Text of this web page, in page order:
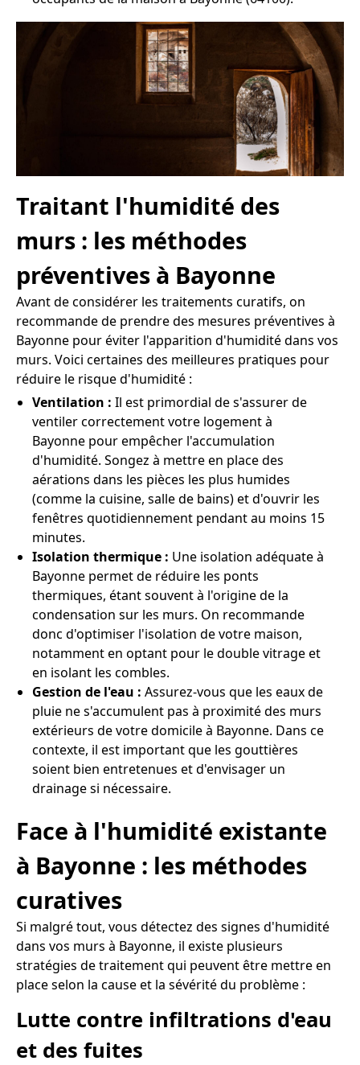
Traitant l'humidité des
murs : les méthodes
préventives à Bayonne
Avant de considérer les traitements curatifs, on
recommande de prendre des mesures préventives à
Bayonne pour éviter l'apparition d'humidité dans vos
murs. Voici certaines des meilleures pratiques pour
réduire le risque d'humidité :
Ventilation : Il est primordial de s'assurer de
ventiler correctement votre logement à
Bayonne pour empêcher l'accumulation
d'humidité. Songez à mettre en place des
aérations dans les pièces les plus humides
(comme la cuisine, salle de bains) et d'ouvrir les
fenêtres quotidiennement pendant au moins 15
minutes.
Isolation thermique : Une isolation adéquate à
Bayonne permet de réduire les ponts
thermiques, étant souvent à l'origine de la
condensation sur les murs. On recommande
donc d'optimiser l'isolation de votre maison,
notamment en optant pour le double vitrage et
en isolant les combles.
Gestion de l'eau : Assurez-vous que les eaux de
pluie ne s'accumulent pas à proximité des murs
extérieurs de votre domicile à Bayonne. Dans ce
contexte, il est important que les gouttières
soient bien entretenues et d'envisager un
drainage si nécessaire.
Face à l'humidité existante
à Bayonne : les méthodes
curatives
Si malgré tout, vous détectez des signes d'humidité
dans vos murs à Bayonne, il existe plusieurs
stratégies de traitement qui peuvent être mettre en
place selon la cause et la sévérité du problème :
Lutte contre infiltrations d'eau
et des fuites